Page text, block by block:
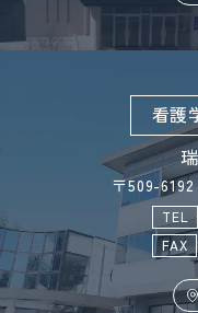
看護
〒509-
TEL
FAX